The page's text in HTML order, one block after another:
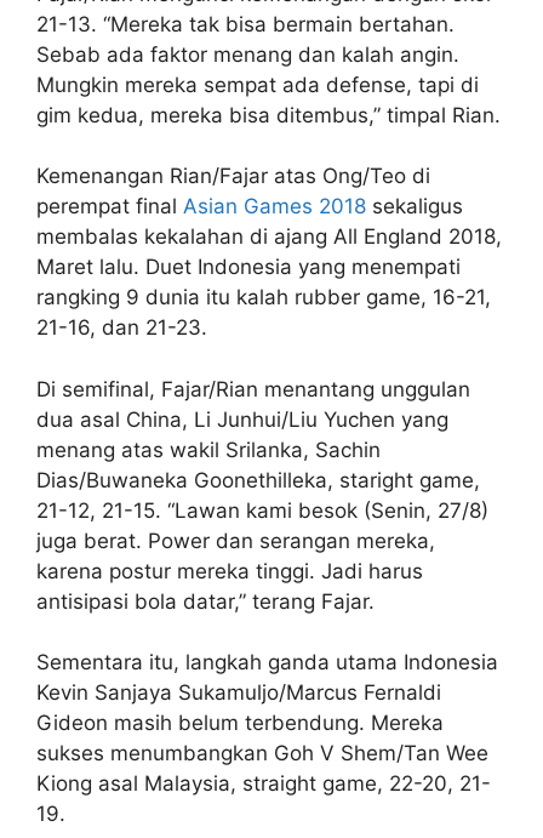
21-13. “Mereka tak bisa bermain bertahan.
Sebab ada faktor menang dan kalah angin.
Mungkin mereka sempat ada defense, tapi di
gim kedua, mereka bisa ditembus,” timpal Rian.
Kemenangan Rian/Fajar atas Ong/Teo di
perempat final Asian Games 2018 sekaligus
membalas kekalahan di ajang All England 2018,
Maret lalu. Duet Indonesia yang menempati
rangking 9 dunia itu kalah rubber game, 16-21,
21-16, dan 21-23.
Di semifinal, Fajar/Rian menantang unggulan
dua asal China, Li Junhui/Liu Yuchen yang
menang atas wakil Srilanka, Sachin
Dias/Buwaneka Goonethilleka, staright game,
21-12, 21-15. “Lawan kami besok (Senin, 27/8)
juga berat. Power dan serangan mereka,
karena postur mereka tinggi. Jadi harus
antisipasi bola datar,” terang Fajar.
Sementara itu, langkah ganda utama Indonesia
Kevin Sanjaya Sukamuljo/Marcus Fernaldi
Gideon masih belum terbendung. Mereka
sukses menumbangkan Goh V Shem/Tan Wee
Kiong asal Malaysia, straight game, 22-20, 21-
19.